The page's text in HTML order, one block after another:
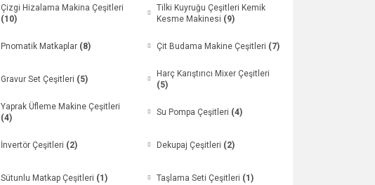
Çizgi Hizalama Makina Çeşitleri
(10)
Tilki Kuyruğu Çeşitleri Kemik
Kesme Makinesi (9)
Pnomatik Matkaplar (8) Çit Budama Makine Çeşitleri (7)
Gravur Set Çeşitleri (5)
Harç Karıştırıcı Mixer Çeşitleri
(5)
Yaprak Üfleme Makine Çeşitleri
(4)
Su Pompa Çeşitleri (4)
İnvertör Çeşitleri (2) Dekupaj Çeşitleri (2)
Sütunlu Matkap Çeşitleri (1) Taşlama Seti Çeşitleri (1)